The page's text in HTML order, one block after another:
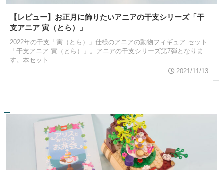
【レビュー】お正月に飾りたいアニアの干支シリーズ「干
支アニア 寅（とら）」
2022年の干支「寅（とら）」仕様のアニアの動物フィギュア セット
「干支アニア 寅（とら）」。アニアの干支シリーズ第7弾となりま
す。本セット...
2021/11/13